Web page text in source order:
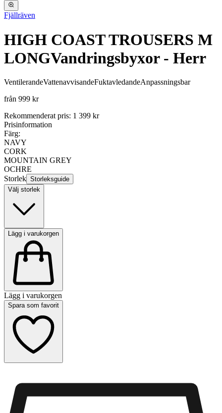
Fjällräven
HIGH COAST TROUSERS M
LONGVandringsbyxor - Herr
VentilerandeVattenavvisandeFuktavledandeAnpassningsbar
från 999 kr
Rekommenderat pris: 1 399 kr
Prisinformation
Färg:
NAVY
CORK
MOUNTAIN GREY
OCHRE
Storlek Storleksguide
Välj storlek
Lägg i varukorgen
Lägg i varukorgen
Spara som favorit